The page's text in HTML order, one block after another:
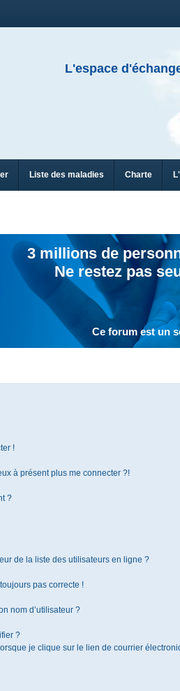
L'espace
Liste des maladies Charte
3 millions de
Ne restez pas
Ce forum est un
!
à présent plus me connecter ?!
?
de la liste des utilisateurs en ligne ?
pas correcte !
nom d’utilisateur ?
?
je clique sur le lien de courrier